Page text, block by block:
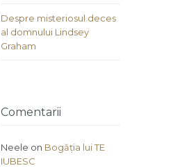
Despre misteriosul deces
al domnului Lindsey
Graham
Comentarii
Neele on Bogăția lui TE
IUBESC